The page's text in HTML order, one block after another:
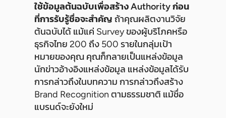
ใช้ข้อมูลต้นฉบับเพื่อสร้าง Authority ก่อน
ที่การรับรู้ชื่อจะสำคัญ ถ้าคุณผลิตงานวิจัย
ต้นฉบับได้ แม้แค่ Survey ของผู้บริโภคหรือ
ธุรกิจไทย 200 ถึง 500 รายในกลุ่มเป้า
หมายของคุณ คุณก็กลายเป็นแหล่งข้อมูล
นักข่าวอ้างอิงแหล่งข้อมูล แหล่งข้อมูลได้รับ
การกล่าวถึงในบทความ การกล่าวถึงสร้าง
Brand Recognition ตามธรรมชาติ แม้ชื่อ
แบรนด์จะยังใหม่